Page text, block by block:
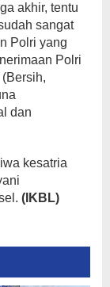
akhir, tentu
sangat
Polri yang
Polri
dan
kesatria
(IKBL)